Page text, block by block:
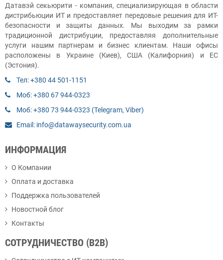
Датавэй секьюрити - компания, специализирующая в области
дистрибьюции ИТ и предоставляет передовые решения для ИТ-
безопасности и защиты данных. Мы выходим за рамки
традиционной дистрибуции, предоставляя дополнительные
услуги нашим партнерам и бизнес клиентам. Наши офисы
расположены в Украине (Киев), США (Калифорния) и ЕС
(Эстония).
Тел: +380 44 501-1151
Моб: +380 67 944-0323
Моб: +380 73 944-0323 (Telegram, Viber)
Email: info@datawaysecurity.com.ua
ИНФОРМАЦИЯ
О Компании
Оплата и доставка
Поддержка пользователей
Новостной блог
Контакты
СОТРУДНИЧЕСТВО (B2B)